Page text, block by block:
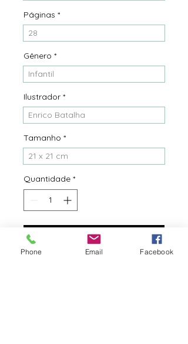
Páginas *
28
Gênero *
Infantil
Ilustrador *
Enrico Batalha
Tamanho *
21 x 21 cm
Quantidade *
Adicionar ao carrinho
Phone Email Facebook